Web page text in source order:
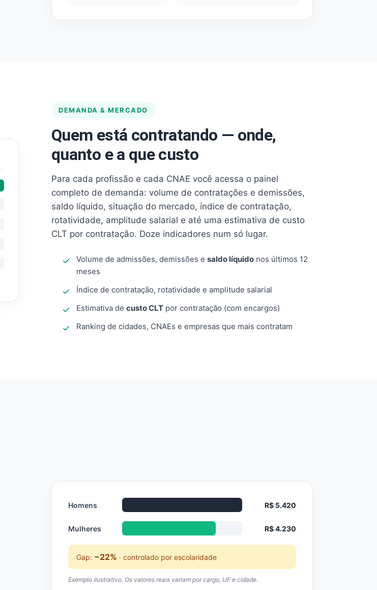
DEMANDA & MERCADO
Quem está contratando — onde,
quanto e a que custo
Para cada profissão e cada CNAE você acessa o painel
completo de demanda: volume de contratações e demissões,
saldo líquido, situação do mercado, índice de contratação,
rotatividade, amplitude salarial e até uma estimativa de custo
CLT por contratação. Doze indicadores num só lugar.
Volume de admissões, demissões e saldo líquido nos últimos 12
meses
Índice de contratação, rotatividade e amplitude salarial
Estimativa de custo CLT por contratação (com encargos)
Ranking de cidades, CNAEs e empresas que mais contratam
Homens R$ 5.420
Mulheres R$ 4.230
Gap: −22% · controlado por escolaridade
Exemplo ilustrativo. Os valores reais variam por cargo, UF e cidade.